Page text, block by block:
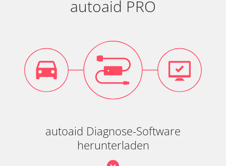
autoaid PRO
autoaid Diagnose-Software
herunterladen